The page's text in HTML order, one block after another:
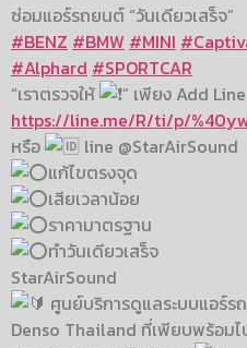
ซ่อมแอร์รถยนต์ “วันเดียวเสร็จ”
#BENZ #BMW #MINI
#Alphard #SPORTCAR
“เราตรวจให้
” เพียง Add Line
https://line.me/R/ti/p/
หรือ
line @StarAirSound
แก้ไขตรงจุด
เสียเวลาน้อย
ราคามาตรฐาน
ทำวันเดียวเสร็จ
StarAirSound
ศูนย์บริการดูแลระบบแอร์ร
Denso Thailand ที่เพียบพร้อม